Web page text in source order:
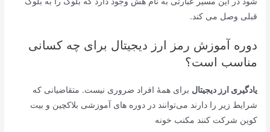
قبلی وصل می کند.
دوره آموزش رمز ارز دیجیتال برای چه کسانی
مناسب است؟
یادگیری ارز دیجیتال برای همۀ افراد ضروری نیست. متقاضیانی که
شرایط زیر را دارند می‌توانند در دوره های آموزشی بلاکچین و بیت
کوین شرکت کنند مکنب خونه